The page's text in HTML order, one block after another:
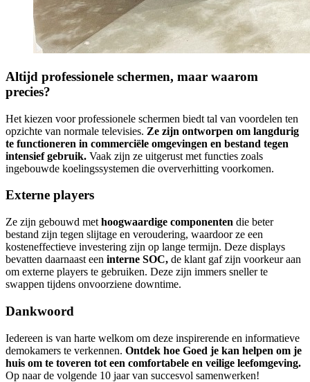
Altijd professionele schermen, maar waarom
precies?
Het kiezen voor professionele schermen biedt tal van voordelen ten
opzichte van normale televisies. Ze zijn ontworpen om langdurig
te functioneren in commerciële omgevingen en bestand tegen
intensief gebruik. Vaak zijn ze uitgerust met functies zoals
ingebouwde koelingssystemen die oververhitting voorkomen.
Externe players
Ze zijn gebouwd met hoogwaardige componenten die beter
bestand zijn tegen slijtage en veroudering, waardoor ze een
kosteneffectieve investering zijn op lange termijn. Deze displays
bevatten daarnaast een interne SOC, de klant gaf zijn voorkeur aan
om externe players te gebruiken. Deze zijn immers sneller te
swappen tijdens onvoorziene downtime.
Dankwoord
Iedereen is van harte welkom om deze inspirerende en informatieve
demokamers te verkennen. Ontdek hoe Goed je kan helpen om je
huis om te toveren tot een comfortabele en veilige leefomgeving.
Op naar de volgende 10 jaar van succesvol samenwerken!